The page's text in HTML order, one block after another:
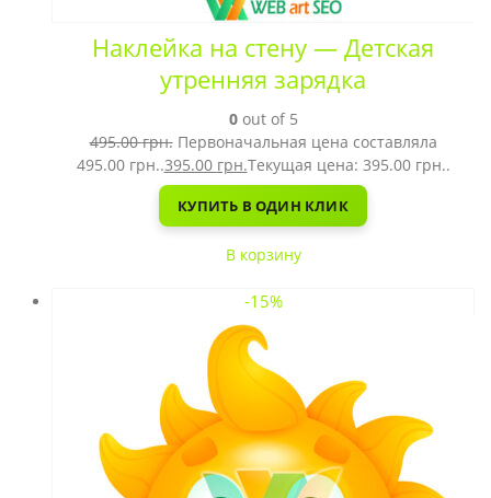
Наклейка на стену — Детская
утренняя зарядка
0out of 5
495.00грн. Первоначальная цена составляла
495.00 грн..395.00 грн.Текущая цена: 395.00 грн..
КУПИТЬ В ОДИН КЛИК
В корзину
-15%